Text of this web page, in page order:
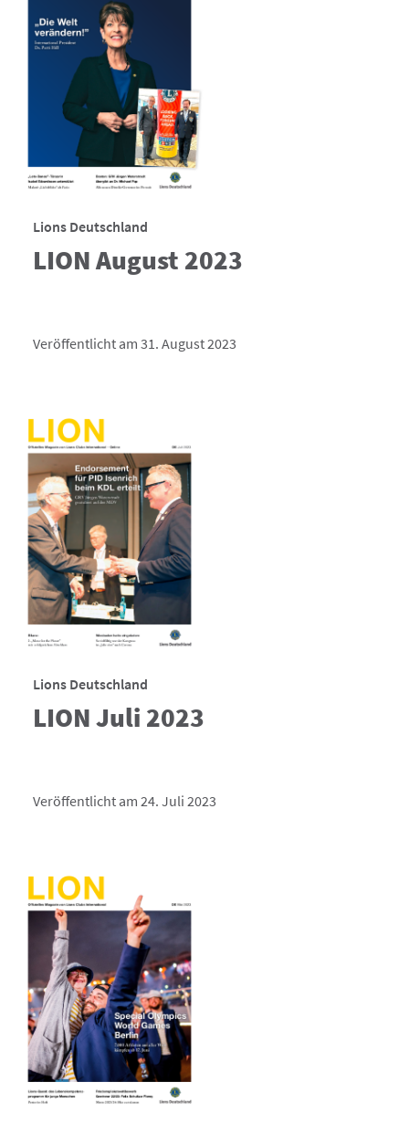
Lions Deutschland
LION August 2023
Veröffentlicht am 31. August 2023
Lions Deutschland
LION Juli 2023
Veröffentlicht am 24. Juli 2023